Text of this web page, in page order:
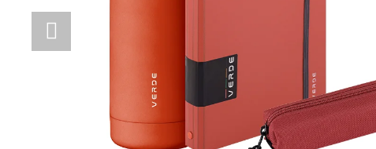
STUDENTSKÝ BATOH OXY SCOOLER